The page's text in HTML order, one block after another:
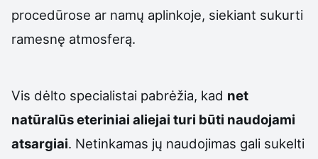
procedūrose ar namų aplinkoje, siekiant sukurti
ramesnę atmosferą.
Vis dėlto specialistai pabrėžia, kad net
natūralūs eteriniai aliejai turi būti naudojami
atsargiai. Netinkamas jų naudojimas gali sukelti